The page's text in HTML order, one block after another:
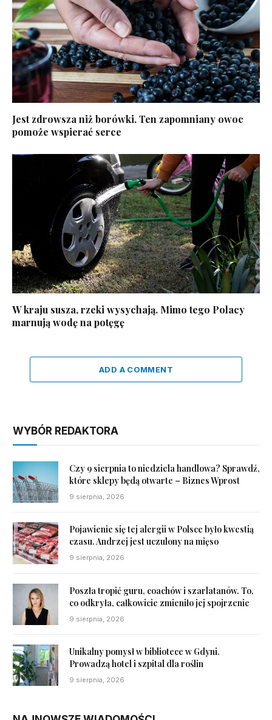
Jest zdrowsza niż borówki. Ten zapomniany owoc
pomoże wspierać serce
W kraju susza, rzeki wysychają. Mimo tego Polacy
marnują wodę na potęgę
ADD A COMMENT
WYBÓR REDAKTORA
Czy 9 sierpnia to niedziela handlowa? Sprawdź,
które sklepy będą otwarte – Biznes Wprost
9 sierpnia, 2026
Pojawienie się tej alergii w Polsce było kwestią
czasu. Andrzej jest uczulony na mięso
9 sierpnia, 2026
Poszła tropić guru, coachów i szarlatanów. To,
co odkryła, całkowicie zmieniło jej spojrzenie
9 sierpnia, 2026
Unikalny pomysł w bibliotece w Gdyni.
Prowadzą hotel i szpital dla roślin
9 sierpnia, 2026